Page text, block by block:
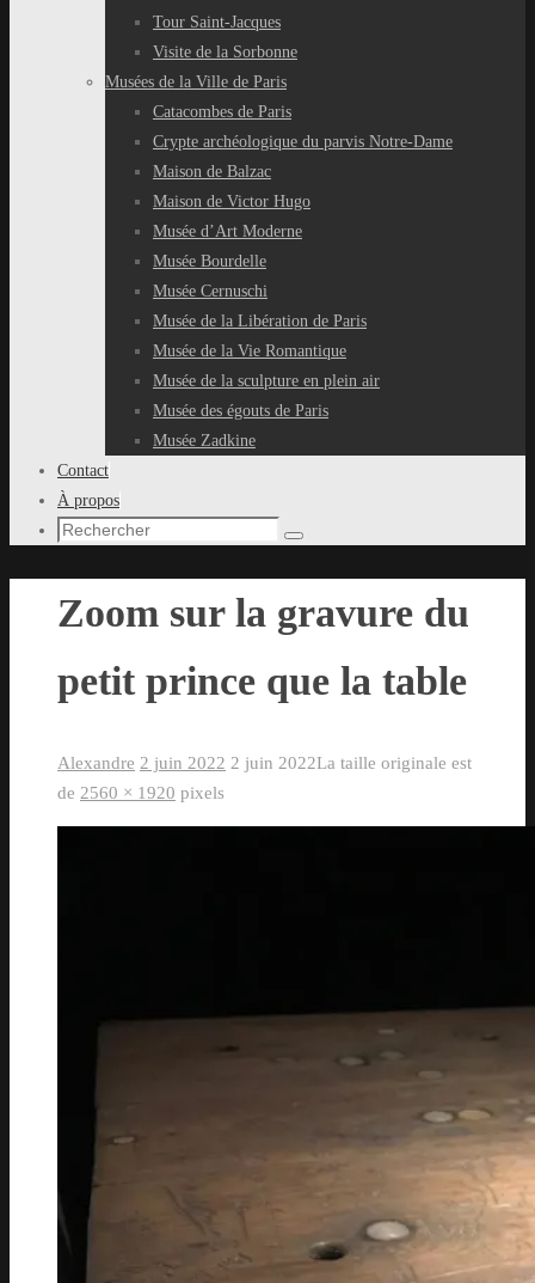
Tour Saint-Jacques
Visite de la Sorbonne
Musées de la Ville de Paris
Catacombes de Paris
Crypte archéologique du parvis Notre-Dame
Maison de Balzac
Maison de Victor Hugo
Musée d’Art Moderne
Musée Bourdelle
Musée Cernuschi
Musée de la Libération de Paris
Musée de la Vie Romantique
Musée de la sculpture en plein air
Musée des égouts de Paris
Musée Zadkine
Contact
À propos
Recherche
Rechercher
Zoom sur la gravure du
petit prince que la table
Alexandre 2 juin 2022 2 juin 2022La taille originale est
de 2560 × 1920 pixels